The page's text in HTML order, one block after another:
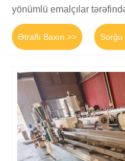
yönümlü emalçılar
Ətraflı Baxın >> Sorğu